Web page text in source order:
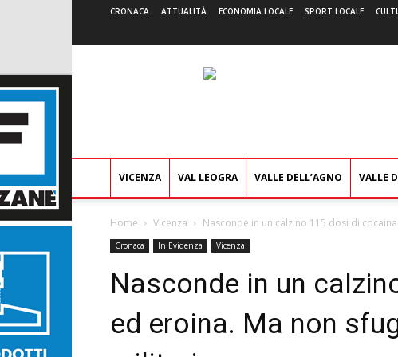
CRONACA ATTUALITÀ ECONOMIA LOCALE SPORT LOCALE
VICENZA VAL LEOGRA VALLE DELL’AGNO VALLE
Home Vicenza Nasconde in un calzino 115 dosi di
Cronaca In Evidenza Vicenza
Nasconde in un
ed eroina. Ma non